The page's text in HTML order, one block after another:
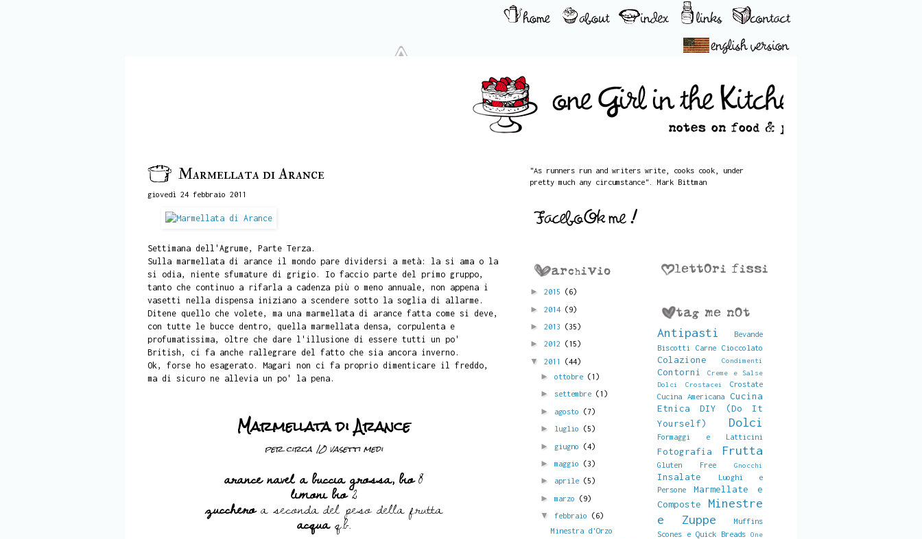
Marmellata di Arance
giovedì 24 febbraio 2011
Settimana dell'Agrume, Parte Terza.
Sulla marmellata di arance il mondo pare dividersi a metà: la si ama o la
si odia, niente sfumature di grigio. Io faccio parte del primo gruppo,
tanto che continuo a rifarla a cadenza più o meno annuale, non appena i
vasetti nella dispensa iniziano a scendere sotto la soglia di allarme.
Ditene quello che volete, ma una marmellata di arance fatta come si deve,
con tutte le bucce dentro, quella marmellata densa, corpulenta e
profumatissima, oltre che dare l'illusione di essere tutti un po'
British, ci fa anche rallegrare del fatto che sia ancora inverno.
Ok, forse ho esagerato. Magari non ci fa proprio dimenticare il freddo,
ma di sicuro ne allevia un po' la pena.
Marmellata di Arance
per circa 10 vasetti medi
arance navel a buccia grossa, bio8
limoni bio2
zuccheroa seconda del peso della frutta
acquaq.b.
"As runners run and writers write, cooks cook, under
pretty much any circumstance". Mark Bittman
► 2015 (6)
► 2014 (9)
► 2013 (35)
► 2012 (15)
▼ 2011 (44)
► ottobre (1)
► settembre (1)
► agosto (7)
► luglio (5)
► giugno (4)
► maggio (3)
► aprile (5)
► marzo (9)
▼ febbraio (6)
Minestra d'Orzo
Antipasti
Bevande
Biscotti
Carne Cioccolato
Colazione Condimenti
Contorni
Creme e Salse
Dolci
Crostacei
Crostate
Cucina Americana
Cucina
Etnica
DIY (Do It
Yourself)
Dolci
Formaggi e Latticini
Fotografia Frutta
Gluten Free Gnocchi
Insalate
Luoghi e
Persone
Marmellate e
Composte
Minestre
e Zuppe
Muffins
Scones e Quick Breads One